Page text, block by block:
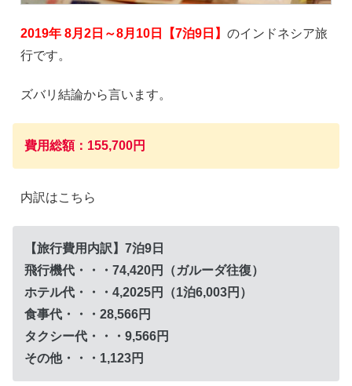
2019年 8月2日～8月10日【7泊9日】 のインドネシア旅
行です。
ズバリ結論から言います。
費用総額：155,700円
内訳はこちら
【旅行費用内訳】7泊9日
飛行機代・・・74,420円（ガルーダ往復）
ホテル代・・・4,2025円（1泊6,003円）
食事代・・・28,566円
タクシー代・・・9,566円
その他・・・1,123円